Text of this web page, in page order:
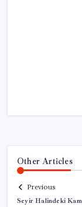
Other Articles
Previous
Seyir Halindeki